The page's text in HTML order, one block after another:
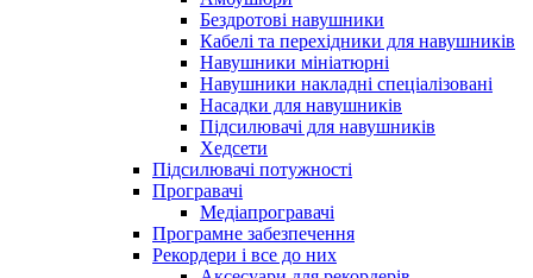
Бездротові навушники
Кабелі та перехідники для навушників
Навушники мініатюрні
Навушники накладні спеціалізовані
Насадки для навушників
Підсилювачі для навушників
Хедсети
Підсилювачі потужності
Програвачі
Медіапрогравачі
Програмне забезпечення
Рекордери і все до них